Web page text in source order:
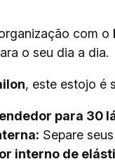
com o
o seu dia a dia.
, este estojo é
para 30
Separe
interno de